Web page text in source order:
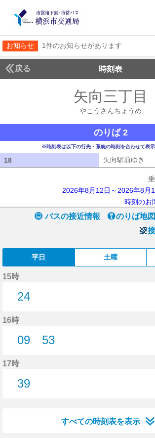
お知らせ 1件のお知らせがあります
戻る 時刻表
矢向三丁目
やこうさんちょうめ
のりば 2
※時刻表は以下の行先・系統の時刻を合わせて表
18 矢向駅前ゆき
2026年8月12日～2026年8月
時刻のお
バスの接近情報 のりば地図
平日 土曜
15時
24
16時
09
53
17時
39
すべての時刻表を表示